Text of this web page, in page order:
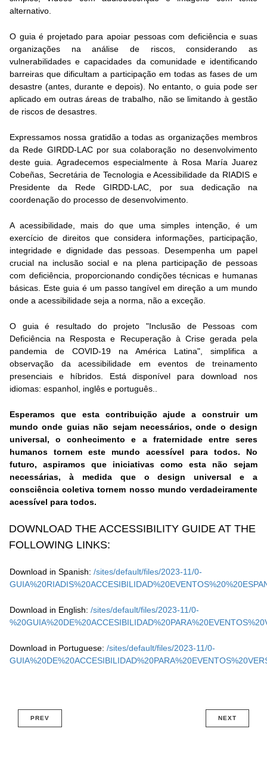
alternativo.
O guia é projetado para apoiar pessoas com deficiência e suas
organizações na análise de riscos, considerando as
vulnerabilidades e capacidades da comunidade e identificando
barreiras que dificultam a participação em todas as fases de um
desastre (antes, durante e depois). No entanto, o guia pode ser
aplicado em outras áreas de trabalho, não se limitando à gestão
de riscos de desastres.
Expressamos nossa gratidão a todas as organizações membros
da Rede GIRDD-LAC por sua colaboração no desenvolvimento
deste guia. Agradecemos especialmente à Rosa María Juarez
Cobeñas, Secretária de Tecnologia e Acessibilidade da RIADIS e
Presidente da Rede GIRDD-LAC, por sua dedicação na
coordenação do processo de desenvolvimento.
A acessibilidade, mais do que uma simples intenção, é um
exercício de direitos que considera informações, participação,
integridade e dignidade das pessoas. Desempenha um papel
crucial na inclusão social e na plena participação de pessoas
com deficiência, proporcionando condições técnicas e humanas
básicas. Este guia é um passo tangível em direção a um mundo
onde a acessibilidade seja a norma, não a exceção.
O guia é resultado do projeto "Inclusão de Pessoas com
Deficiência na Resposta e Recuperação à Crise gerada pela
pandemia de COVID-19 na América Latina", simplifica a
observação da acessibilidade em eventos de treinamento
presenciais e híbridos. Está disponível para download nos
idiomas: espanhol, inglês e português..
Esperamos que esta contribuição ajude a construir um
mundo onde guias não sejam necessários, onde o design
universal, o conhecimento e a fraternidade entre seres
humanos tornem este mundo acessível para todos. No
futuro, aspiramos que iniciativas como esta não sejam
necessárias, à medida que o design universal e a
consciência coletiva tornem nosso mundo verdadeiramente
acessível para todos.
DOWNLOAD THE ACCESSIBILITY GUIDE AT THE
FOLLOWING LINKS:
Download in Spanish: /sites/default/files/2023-11/0-
Download in English: /sites/default/files/2023-11/0-
Download in Portuguese: /sites/default/files/2023-11/0-
PREV NEXT